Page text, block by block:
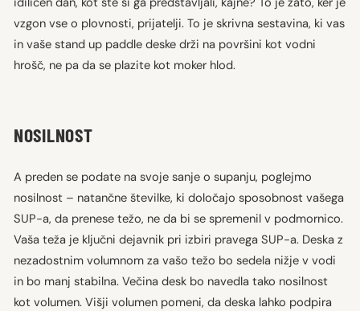
vzgon vse o plovnosti, prijatelji. To je skrivna sestavina, ki vas
in vaše stand up paddle deske drži na površini kot vodni
hrošč, ne pa da se plazite kot moker hlod.
NOSILNOST
A preden se podate na svoje sanje o supanju, poglejmo
nosilnost – natančne številke, ki določajo sposobnost vašega
SUP-a, da prenese težo, ne da bi se spremenil v podmornico.
Vaša teža je ključni dejavnik pri izbiri pravega SUP-a. Deska z
nezadostnim volumnom za vašo težo bo sedela nižje v vodi
in bo manj stabilna. Večina desk bo navedla tako nosilnost
kot volumen. Višji volumen pomeni, da deska lahko podpira